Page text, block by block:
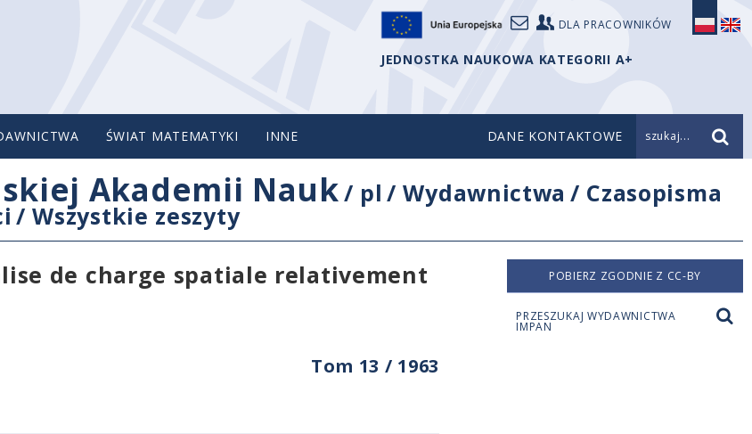
DLA PRACOWNIKÓW
JEDNOSTKA NAUKOWA KATEGORII A+
ŚWIAT MATEMATYKI INNE DANE KONTAKTOWE szukaj...
Akademii Nauk/ pl /Wydawnictwa / Czasopisma
/Wszystkie zeszyty
de charge spatiale relativement
Tom 13 / 1963
POBIERZ ZGODNIE Z CC-BY
PRZESZUKAJ WYDAWNICTWA
IMPAN